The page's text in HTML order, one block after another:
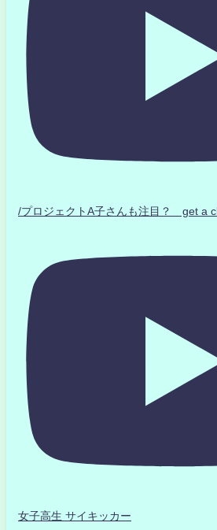
/プロジェクトA子さんも注目？ get a
女子高生 サイキッカー